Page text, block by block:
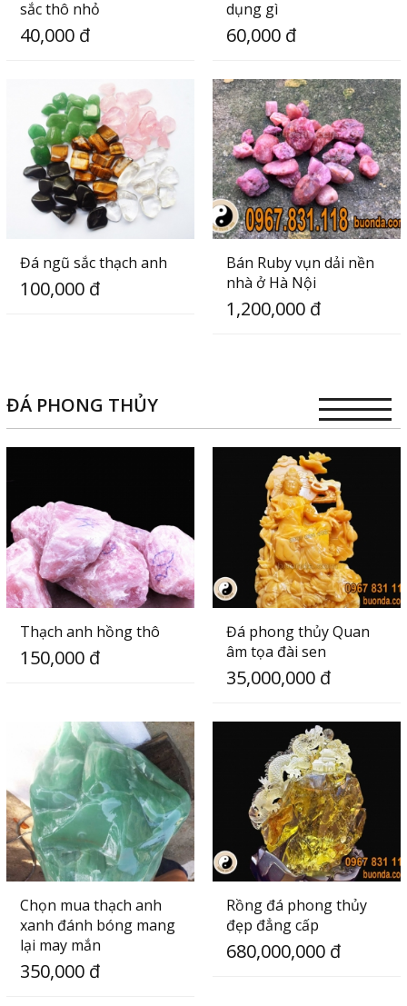
sắc thô nhỏ
40,000 đ
dụng gì
60,000 đ
Đá ngũ sắc thạch anh
100,000 đ
Bán Ruby vụn dải nền
nhà ở Hà Nội
1,200,000 đ
ĐÁ PHONG THỦY
Thạch anh hồng thô
150,000 đ
Đá phong thủy Quan
âm tọa đài sen
35,000,000 đ
Chọn mua thạch anh
xanh đánh bóng mang
lại may mắn
350,000 đ
Rồng đá phong thủy
đẹp đẳng cấp
680,000,000 đ